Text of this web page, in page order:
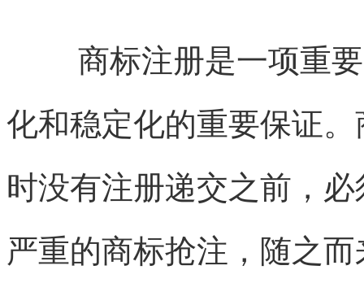
商标注册是一项重
化和稳定化的重要保证
时没有注册递交之前，
严重的商标抢注，随之